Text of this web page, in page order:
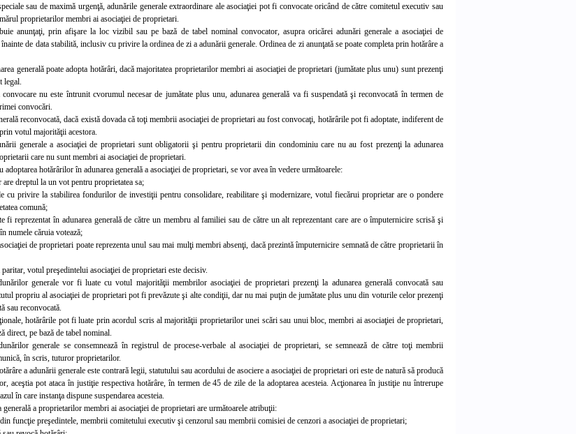
sau de maximă urgenţă, adunările generale extraordinare ale asociaţiei pot fi convocate oricând de către comitetul executiv sau
proprietarilor membri ai asociaţiei de proprietari.
anunţaţi, prin afişare la loc vizibil sau pe bază de tabel nominal convocator, asupra oricărei adunări generale a asociaţiei de
de data stabilită, inclusiv cu privire la ordinea de zi a adunării generale. Ordinea de zi anunţată se poate completa prin hotărâre a
generală poate adopta hotărâri, dacă majoritatea proprietarilor membri ai asociaţiei de proprietari (jumătate plus unu) sunt prezenţi
legal.
nu este întrunit cvorumul necesar de jumătate plus unu, adunarea generală va fi suspendată şi reconvocată în termen de
convocări.
reconvocată, dacă există dovada că toţi membrii asociaţiei de proprietari au fost convocaţi, hotărârile pot fi adoptate, indiferent de
votul majorităţii acestora.
generale a asociaţiei de proprietari sunt obligatorii şi pentru proprietarii din condominiu care nu au fost prezenţi la adunarea
care nu sunt membri ai asociaţiei de proprietari.
hotărârilor în adunarea generală a asociaţiei de proprietari, se vor avea în vedere următoarele:
are dreptul la un vot pentru proprietatea sa;
cu privire la stabilirea fondurilor de investiţii pentru consolidare, reabilitare şi modernizare, votul fiecărui proprietar are o pondere
comună;
fi reprezentat în adunarea generală de către un membru al familiei sau de către un alt reprezentant care are o împuternicire scrisă şi
numele căruia votează;
de proprietari poate reprezenta unul sau mai mulţi membri absenţi, dacă prezintă împuternicire semnată de către proprietarii în
votul preşedintelui asociaţiei de proprietari este decisiv.
generale vor fi luate cu votul majorităţii membrilor asociaţiei de proprietari prezenţi la adunarea generală convocată sau
propriu al asociaţiei de proprietari pot fi prevăzute şi alte condiţii, dar nu mai puţin de jumătate plus unu din voturile celor prezenţi
sau reconvocată.
hotărârile pot fi luate prin acordul scris al majorităţii proprietarilor unei scări sau unui bloc, membri ai asociaţiei de proprietari,
direct, pe bază de tabel nominal.
generale se consemnează în registrul de procese-verbale al asociaţiei de proprietari, se semnează de către toţi membrii
în scris, tuturor proprietarilor.
a adunării generale este contrară legii, statutului sau acordului de asociere a asociaţiei de proprietari ori este de natură să producă
aceştia pot ataca în justiţie respectiva hotărâre, în termen de 45 de zile de la adoptarea acesteia. Acţionarea în justiţie nu întrerupe
în care instanţa dispune suspendarea acesteia.
a proprietarilor membri ai asociaţiei de proprietari are următoarele atribuţii:
funcţie preşedintele, membrii comitetului executiv şi cenzorul sau membrii comisiei de cenzori a asociaţiei de proprietari;